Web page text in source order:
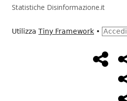
Statistiche Disinformazione.it
Utilizza Tiny Framework • Accedi
MenùHome
Page